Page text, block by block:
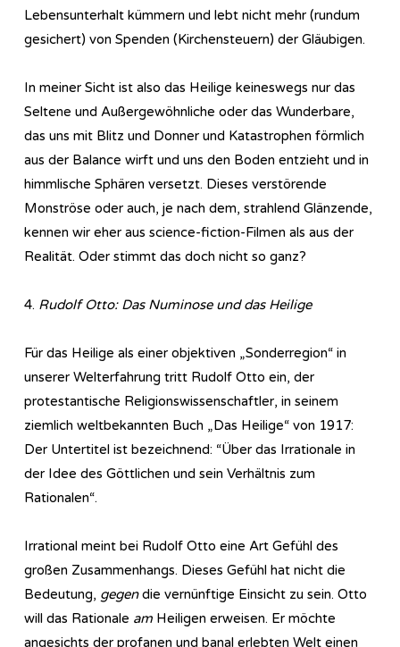
Lebensunterhalt kümmern und lebt nicht mehr (rundum
gesichert) von Spenden (Kirchensteuern) der Gläubigen.
In meiner Sicht ist also das Heilige keineswegs nur das
Seltene und Außergewöhnliche oder das Wunderbare,
das uns mit Blitz und Donner und Katastrophen förmlich
aus der Balance wirft und uns den Boden entzieht und in
himmlische Sphären versetzt. Dieses verstörende
Monströse oder auch, je nach dem, strahlend Glänzende,
kennen wir eher aus science-fiction-Filmen als aus der
Realität. Oder stimmt das doch nicht so ganz?
4. Rudolf Otto: Das Numinose und das Heilige
Für das Heilige als einer objektiven „Sonderregion“ in
unserer Welterfahrung tritt Rudolf Otto ein, der
protestantische Religionswissenschaftler, in seinem
ziemlich weltbekannten Buch „Das Heilige“ von 1917:
Der Untertitel ist bezeichnend: “Über das Irrationale in
der Idee des Göttlichen und sein Verhältnis zum
Rationalen“.
Irrational meint bei Rudolf Otto eine Art Gefühl des
großen Zusammenhangs. Dieses Gefühl hat nicht die
Bedeutung, gegendie vernünftige Einsicht zu sein. Otto
will das Rationale am Heiligen erweisen. Er möchte
angesichts der profanen und banal erlebten Welt einen